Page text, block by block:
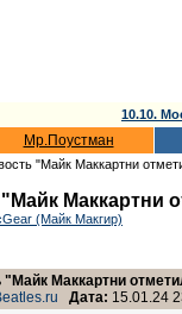
10.10.
Мр.Поустман
"Майк Маккартни
Маккартни
(Майк Макгир)
"Майк Маккартни
Дата: 15.01.24